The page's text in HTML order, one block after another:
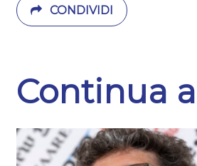
CONDIVIDI
Continua